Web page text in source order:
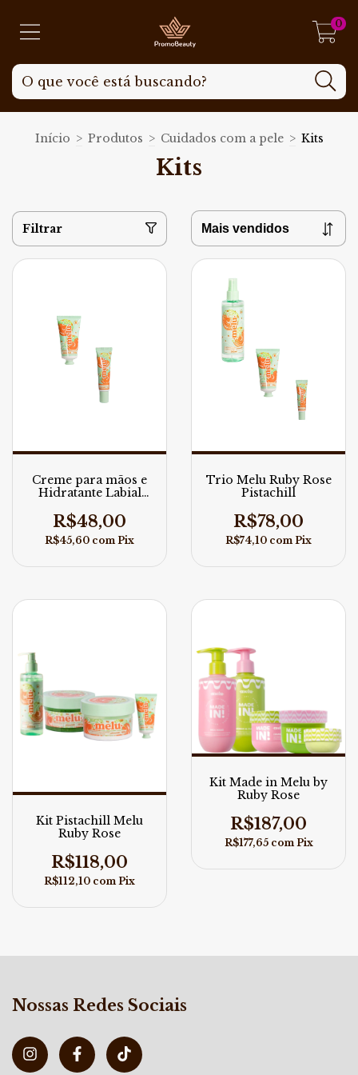
0
Início > Produtos > Cuidados com a pele > Kits
Kits
Filtrar
Creme para mãos e
Hidratante Labial
Rose
R$48,00
R$45,60 com Pix
Trio Melu Ruby Rose
Pistachill
R$78,00
R$74,10 com Pix
Kit Pistachill Melu
Ruby Rose
R$118,00
R$112,10 com Pix
Kit Made in Melu by
Ruby Rose
R$187,00
R$177,65 com Pix
Nossas Redes Sociais